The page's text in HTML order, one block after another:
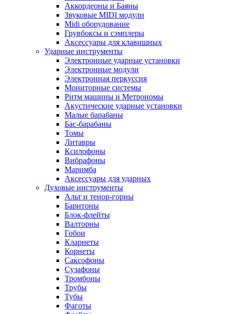
Аккордеоны и Баяны
Звуковые MIDI модули
Midi оборудование
Грувбоксы и сэмплеры
Аксессуары для клавишных
Ударные инструменты
Электронные ударные установки
Электронные модули
Электронная перкуссия
Мониторные системы
Ритм машины и Метрономы
Акустические ударные установки
Малые барабаны
Бас-барабаны
Томы
Литавры
Ксилофоны
Вибрафоны
Маримба
Аксессуары для ударных
Духовые инструменты
Альт и тенор-горны
Баритоны
Блок-флейты
Валторны
Гобои
Кларнеты
Корнеты
Саксофоны
Сузафоны
Тромбоны
Трубы
Тубы
Фаготы